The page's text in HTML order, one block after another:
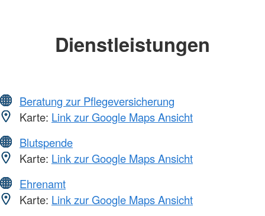
Dienstleistungen
Beratung zur Pflegeversicherung
Karte: Link zur Google Maps Ansicht
Blutspende
Karte: Link zur Google Maps Ansicht
Ehrenamt
Karte: Link zur Google Maps Ansicht